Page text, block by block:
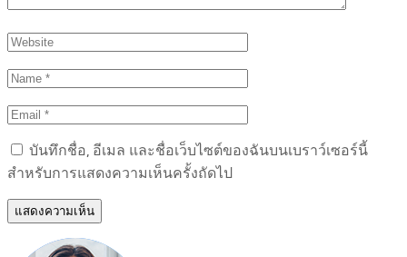
บันทึกชื่อ, อีเมล และชื่อเว็บไซต์ของฉันบนเบราว์เซอร์นี้
สำหรับการแสดงความเห็นครั้งถัดไป